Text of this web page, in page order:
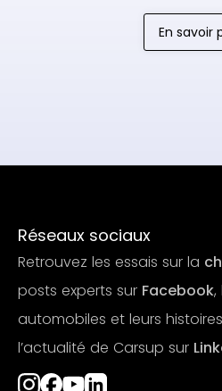
En savoir
Réseaux sociaux
Retrouvez les essais sur la
posts experts sur Facebook,
automobiles et leurs
l’actualité de Carsup sur